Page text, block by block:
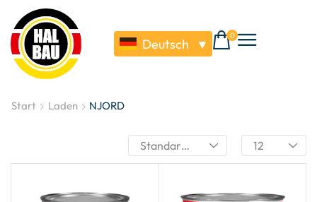
Deutsch ▼
0
Start Laden NJORD